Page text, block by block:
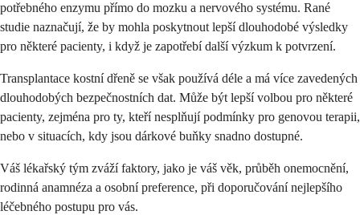
potřebného enzymu přímo do mozku a nervového systému. Rané
studie naznačují, že by mohla poskytnout lepší dlouhodobé výsledky
pro některé pacienty, i když je zapotřebí další výzkum k potvrzení.
Transplantace kostní dřeně se však používá déle a má více zavedených
dlouhodobých bezpečnostních dat. Může být lepší volbou pro některé
pacienty, zejména pro ty, kteří nesplňují podmínky pro genovou terapii,
nebo v situacích, kdy jsou dárkové buňky snadno dostupné.
Váš lékařský tým zváží faktory, jako je váš věk, průběh onemocnění,
rodinná anamnéza a osobní preference, při doporučování nejlepšího
léčebného postupu pro vás.